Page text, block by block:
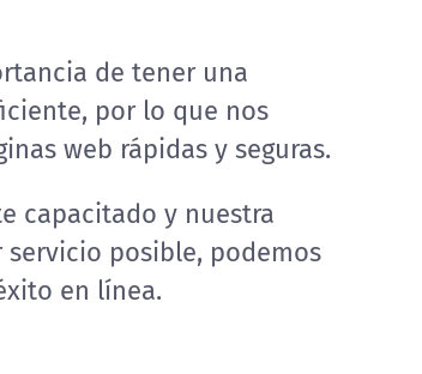
de tener una
por lo que nos
web rápidas y seguras.
capacitado y nuestra
posible, podemos
en línea.